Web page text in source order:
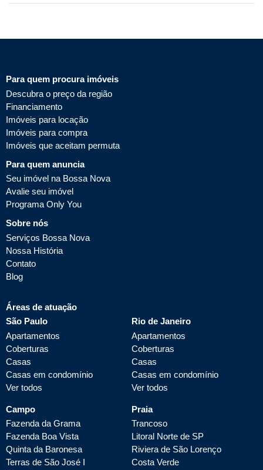
Para quem procura imóveis
Descubra o preço da região
Financiamento
Imóveis para locação
Imóveis para compra
Imóveis que aceitam permuta
Para quem anuncia
Seu imóvel na Bossa Nova
Avalie seu imóvel
Programa Only You
Sobre nós
Serviços Bossa Nova
Nossa História
Contato
Blog
Áreas de atuação
São Paulo
Apartamentos
Coberturas
Casas
Casas em condomínio
Ver todos
Rio de Janeiro
Apartamentos
Coberturas
Casas
Casas em condomínio
Ver todos
Campo
Fazenda da Grama
Fazenda Boa Vista
Quinta da Baronesa
Terras de São José I
Praia
Trancoso
Litoral Norte de SP
Riviera de São Lorenço
Costa Verde